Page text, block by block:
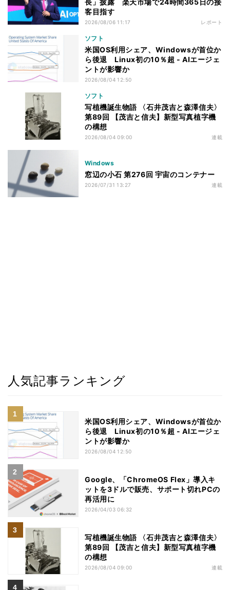
長」披露 楽天市場で24時間365日の接
客目指す
2026/08/06 11:17 レポート
ソフト
米国OS利用シェア、Windowsが首位か
ら後退 Linux初の10％超 - AIエージェ
ントが影響か
2026/08/04 12:50
ソフト
写植機誕生物語 〈石井茂吉と森澤信夫〉
第89回 【茂吉と信夫】新型写真植字機
の構想
2026/08/04 09:00 連載
Windows
窓辺の小石 第276回 宇宙のコンテナー
2026/07/31 13:27 連載
人気記事ランキング
米国OS利用シェア、Windowsが首位か
ら後退 Linux初の10％超 - AIエージェ
ントが影響か
2026/08/04 12:50
Google、「ChromeOS Flex」導入キ
ットを3ドルで販売、サポート切れPCの
再活用に
2026/04/03 06:32
写植機誕生物語 〈石井茂吉と森澤信夫〉
第89回 【茂吉と信夫】新型写真植字機
の構想
2026/08/04 09:00 連載